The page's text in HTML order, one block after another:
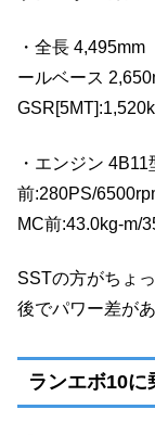
・全長
ールベース
・エンジン
前:280PS/
MC前:43.0kg-m/
SSTの方がちょ
後でパワー差が
ランエボ10に